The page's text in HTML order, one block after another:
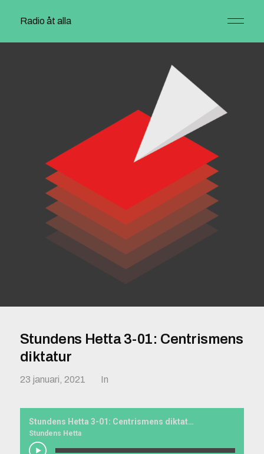
Radio åt alla
Stundens Hetta 3-01: Centrismens
diktatur
23 januari, 2021 In
Stundens Hetta 3-01: Centrismens diktatur
Stundens Hetta